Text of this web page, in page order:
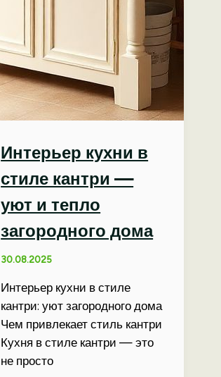
Интерьер кухни в
стиле кантри —
уют и тепло
загородного дома
30.08.2025
Интерьер кухни в стиле
кантри: уют загородного дома
Чем привлекает стиль кантри
Кухня в стиле кантри — это
не просто